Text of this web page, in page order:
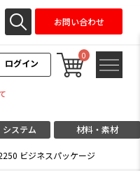
ログイン
0
お問い合わせ
システム 材料・素材
ビジネスパッケージ